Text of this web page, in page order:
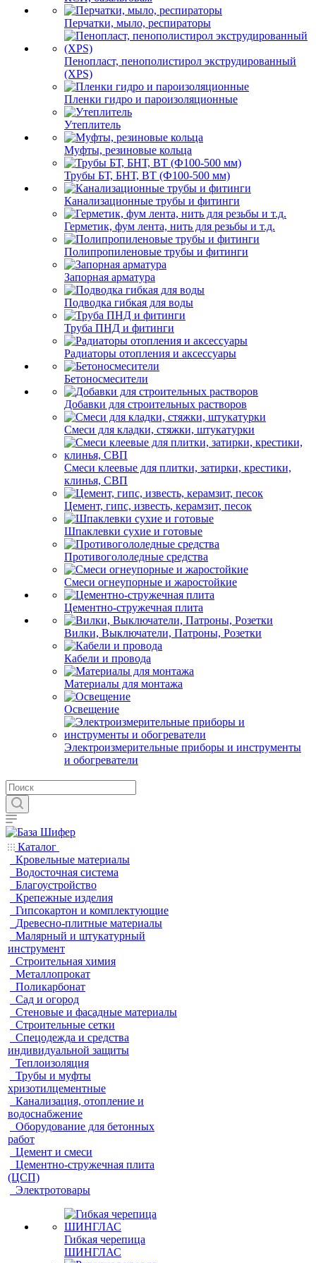
Перчатки, мыло, респираторы
Пенопласт, пенополистирол экструдированный
(XPS)
Пленки гидро и пароизоляционные
Утеплитель
Муфты, резиновые кольца
Трубы БТ, БНТ, ВТ (Ф100-500 мм)
Канализационные трубы и фитинги
Герметик, фум лента, нить для резьбы и т.д.
Полипропиленовые трубы и фитинги
Запорная арматура
Подводка гибкая для воды
Труба ПНД и фитинги
Радиаторы отопления и аксессуары
Бетоносмесители
Добавки для строительных растворов
Смеси для кладки, стяжки, штукатурки
Смеси клеевые для плитки, затирки, крестики,
клинья, СВП
Цемент, гипс, известь, керамзит, песок
Шпаклевки сухие и готовые
Противогололедные средства
Смеси огнеупорные и жаростойкие
Цементно-стружечная плита
Вилки, Выключатели, Патроны, Розетки
Кабели и провода
Материалы для монтажа
Освещение
Электроизмерительные приборы и инструменты
и обогреватели
Каталог
Кровельные материалы
Водосточная система
Благоустройство
Крепежные изделия
Гипсокартон и комплектующие
Древесно-плитные материалы
Малярный и штукатурный
инструмент
Строительная химия
Металлопрокат
Поликарбонат
Сад и огород
Стеновые и фасадные материалы
Строительные сетки
Спецодежда и средства
индивидуальной защиты
Теплоизоляция
Трубы и муфты
хризотилцементные
Канализация, отопление и
водоснабжение
Оборудование для бетонных
работ
Цемент и смеси
Цементно-стружечная плита
(ЦСП)
Электротовары
Гибкая черепица
ШИНГЛАС